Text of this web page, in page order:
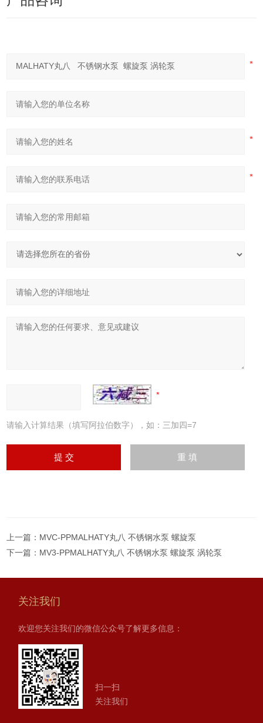
请输入计算结果（填写阿拉伯数字），如：三加四=7
上一篇： MVC-PPMALHATY丸八 不锈钢水泵 螺旋泵
下一篇： MV3-PPMALHATY丸八 不锈钢水泵 螺旋泵 涡轮泵
关注我们
欢迎您关注我们的微信公众号了解更多信息：
扫一扫
关注我们